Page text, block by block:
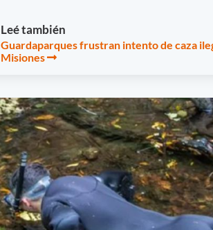
Leé también
Guardaparques frustran intento de caza
Misiones